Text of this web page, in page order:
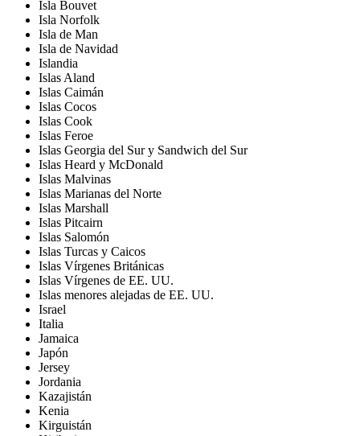
Isla Bouvet
Isla Norfolk
Isla de Man
Isla de Navidad
Islandia
Islas Aland
Islas Caimán
Islas Cocos
Islas Cook
Islas Feroe
Islas Georgia del Sur y Sandwich del Sur
Islas Heard y McDonald
Islas Malvinas
Islas Marianas del Norte
Islas Marshall
Islas Pitcairn
Islas Salomón
Islas Turcas y Caicos
Islas Vírgenes Británicas
Islas Vírgenes de EE. UU.
Islas menores alejadas de EE. UU.
Israel
Italia
Jamaica
Japón
Jersey
Jordania
Kazajistán
Kenia
Kirguistán